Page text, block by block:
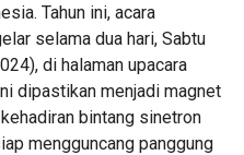
Tahun ini, acara
selama dua hari, Sabtu
di halaman upacara
dipastikan menjadi magnet
bintang sinetron
mengguncang panggung